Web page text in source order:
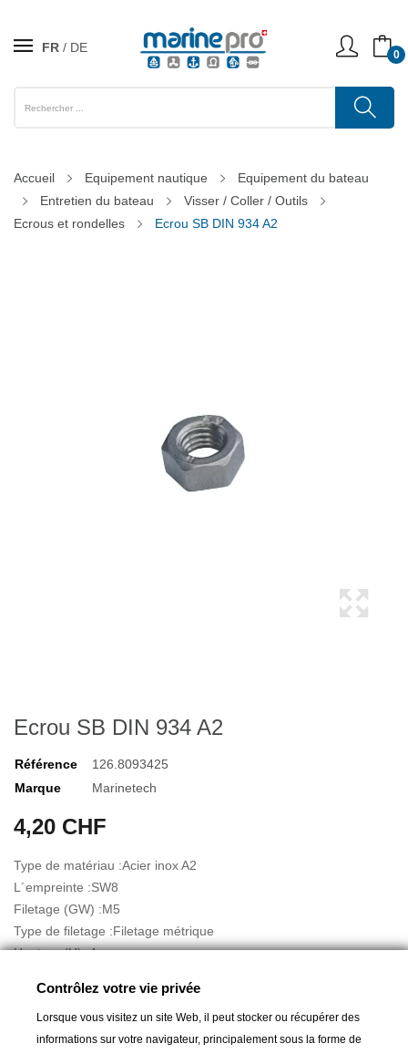
FR DE 0
Accueil Equipement nautique
Equipement du bateau
Entretien du bateau
Visser / Coller / Outils
Ecrous et rondelles
Ecrou SB DIN 934 A2
Ecrou SB DIN 934 A2
Référence
126.8093425
Marque
Marinetech
4,20 CHF
Type de matériau :Acier inox A2
L´empreinte :SW8
Filetage (GW) :M5
Type de filetage :Filetage métrique
Hauteur (H) :4
Contrôlez votre vie privée
Lorsque vous visitez un site Web, il peut stocker ou récupérer des
informations sur votre navigateur, principalement sous la forme de